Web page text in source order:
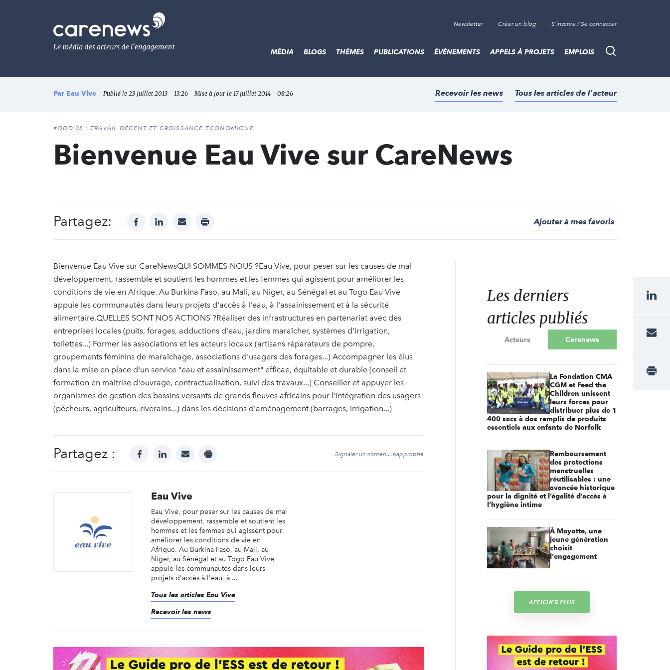
Le
média
de
l'engagement
Newsletter Créer un blog S'inscrire / Se connecter
Recherche
MÉDIA BLOGS THÈMES PUBLICATIONS ÉVÈNEMENTS APPELS À PROJETS EMPLOIS
Par Eau Vive - Publié le 23 juillet 2013 - 13:26 - Mise à jour le 17 juillet 2014 - 08:26 Recevoir les news Tous les articles de l'acteur
#ODD 08 : TRAVAIL DÉCENT ET CROISSANCE ÉCONOMIQUE
Bienvenue Eau Vive sur CareNews
Partagez: facebooklinkedinmail print Ajouter à mes favoris
Bienvenue Eau Vive sur CareNewsQUI SOMMES-NOUS ?Eau Vive, pour peser sur les causes de mal
développement, rassemble et soutient les hommes et les femmes qui agissent pour améliorer les
conditions de vie en Afrique. Au Burkina Faso, au Mali, au Niger, au Sénégal et au Togo Eau Vive
appuie les communautés dans leurs projets d'accès à l'eau, à l'assainissement et à la sécurité
alimentaire.QUELLES SONT NOS ACTIONS ?Réaliser des infrastructures en partenariat avec des
entreprises locales (puits, forages, adductions d'eau, jardins maraîcher, systèmes d'irrigation,
toilettes...) Former les associations et les acteurs locaux (artisans réparateurs de pompre,
groupements féminins de maraîchage, associations d'usagers des forages...) Accompagner les élus
dans la mise en place d'un service "eau et assainissement" efficae, équitable et durable (conseil et
formation en maitrise d'ouvrage, contractualisation, suivi des travaux...) Conseiller et appuyer les
organismes de gestion des bassins versants de grands fleuves africains pour l'intégration des usagers
(pécheurs, agriculteurs, riverains...) dans les décisions d'aménagement (barrages, irrigation...)
Partagez : facebooklinkedinmail print Signaler un contenu inapproprié
Eau Vive
Eau Vive, pour peser sur les causes de mal
développement, rassemble et soutient les
hommes et les femmes qui agissent pour
améliorer les conditions de vie en
Afrique. Au Burkina Faso, au Mali, au
Niger, au Sénégal et au Togo Eau Vive
appuie les communautés dans leurs
projets d'accès à l'eau, à ...
Tous les articles Eau Vive
Recevoir les news
Les derniers
articles publiés
Acteurs Carenews
La Fondation CMA
CGM et Feed the
Children unissent
leurs forces pour
distribuer plus de 1
400 sacs à dos remplis de produits
essentiels aux enfants de Norfolk
Remboursement
des protections
menstruelles
réutilisables : une
avancée historique
pour la dignité et l’égalité d’accès à
l’hygiène intime
À Mayotte, une
jeune génération
choisit
l'engagement
AFFICHER PLUS